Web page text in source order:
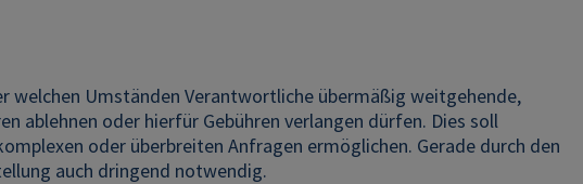
welchen Umständen Verantwortliche übermäßig weitgehende,
ablehnen oder hierfür Gebühren verlangen dürfen. Dies soll
oder überbreiten Anfragen ermöglichen. Gerade durch den
auch dringend notwendig.